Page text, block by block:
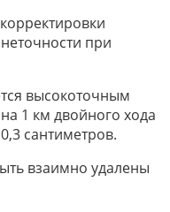
при
высокоточным
1 км двойного хода
сантиметров.
взаимно удалены